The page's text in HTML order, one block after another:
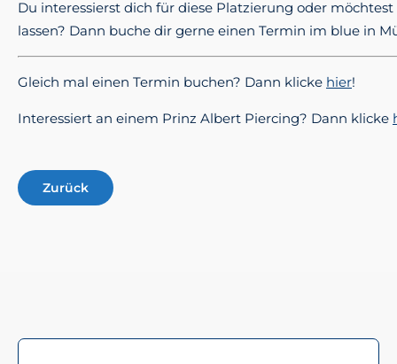
Du interessierst dich für diese Platzierung oder
lassen? Dann buche dir gerne einen Termin im blue in
Gleich mal einen Termin buchen? Dann klicke hier!
Interessiert an einem Prinz Albert Piercing? Dann klicke
Zurück